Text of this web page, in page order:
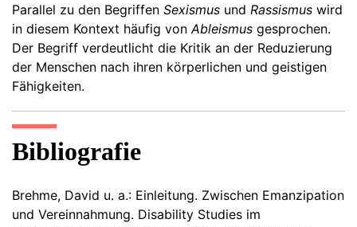
Parallel zu den Begriffen Sexismus und Rassismus wird
in diesem Kontext häufig von Ableismus gesprochen.
Der Begriff verdeutlicht die Kritik an der Reduzierung
der Menschen nach ihren körperlichen und geistigen
Fähigkeiten.
Bibliografie
Brehme, David u. a.: Einleitung. Zwischen Emanzipation
und Vereinnahmung. Disability Studies im